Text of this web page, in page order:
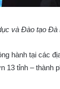
và Đào tạo Đà
hành tại các
tỉnh – thành